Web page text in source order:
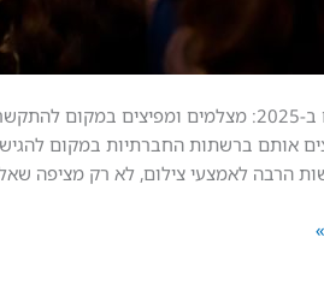
אותם ברשתות החברתיות במקום
הרבה לאמצעי צילום, לא רק מציפה